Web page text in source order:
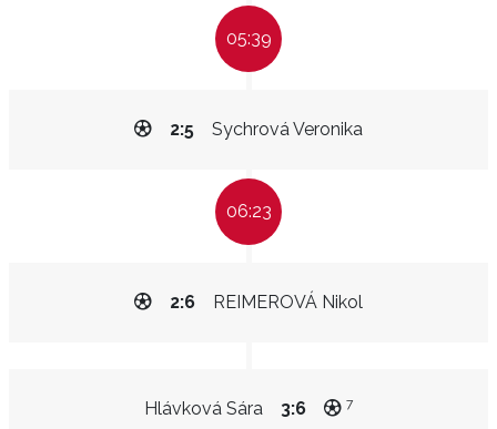
05:39
Sychrová Veronika
2:5
06:23
REIMEROVÁ Nikol
2:6
Hlávková Sára 3:6 7